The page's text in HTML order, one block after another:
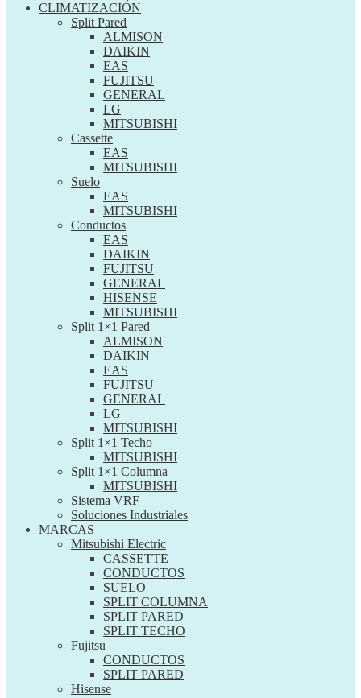
CLIMATIZACIÓN
Split Pared
ALMISON
DAIKIN
EAS
FUJITSU
GENERAL
LG
MITSUBISHI
Cassette
EAS
MITSUBISHI
Suelo
EAS
MITSUBISHI
Conductos
EAS
DAIKIN
FUJITSU
GENERAL
HISENSE
MITSUBISHI
Split 1×1 Pared
ALMISON
DAIKIN
EAS
FUJITSU
GENERAL
LG
MITSUBISHI
Split 1×1 Techo
MITSUBISHI
Split 1×1 Columna
MITSUBISHI
Sistema VRF
Soluciones Industriales
MARCAS
Mitsubishi Electric
CASSETTE
CONDUCTOS
SUELO
SPLIT COLUMNA
SPLIT PARED
SPLIT TECHO
Fujitsu
CONDUCTOS
SPLIT PARED
Hisense